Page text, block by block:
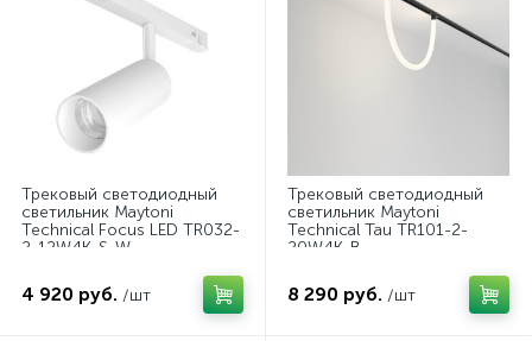
Трековый светодиодный
светильник Maytoni
Technical Focus LED TR032-
2-12W4K-S-W
4 920 руб. /шт
Трековый светодиодный
светильник Maytoni
Technical Tau TR101-2-
20W4K-B
8 290 руб. /шт